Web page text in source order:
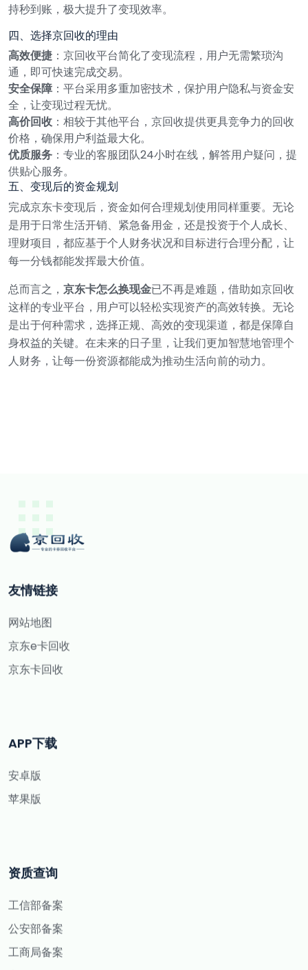
持秒到账，极大提升了变现效率。
四、选择京回收的理由
高效便捷 ：京回收平台简化了变现流程，用户无需繁琐沟
通，即可快速完成交易。
安全保障 ：平台采用多重加密技术，保护用户隐私与资金安
全，让变现过程无忧。
高价回收：相较于其他平台，京回收提供更具竞争力的回收
价格，确保用户利益最大化。
优质服务 ：专业的客服团队24小时在线，解答用户疑问，提
供贴心服务。
五、变现后的资金规划
完成京东卡变现后，资金如何合理规划使用同样重要。无论
是用于日常生活开销、紧急备用金，还是投资于个人成长、
理财项目，都应基于个人财务状况和目标进行合理分配，让
每一分钱都能发挥最大价值。
总而言之， 京东卡怎么换现金已不再是难题，借助如京回收
这样的专业平台，用户可以轻松实现资产的高效转换。无论
是出于何种需求，选择正规、高效的变现渠道，都是保障自
身权益的关键。在未来的日子里，让我们更加智慧地管理个
人财务，让每一份资源都能成为推动生活向前的动力。
友情链接
网站地图
京东e卡回收
京东卡回收
APP下载
安卓版
苹果版
资质查询
工信部备案
公安部备案
工商局备案